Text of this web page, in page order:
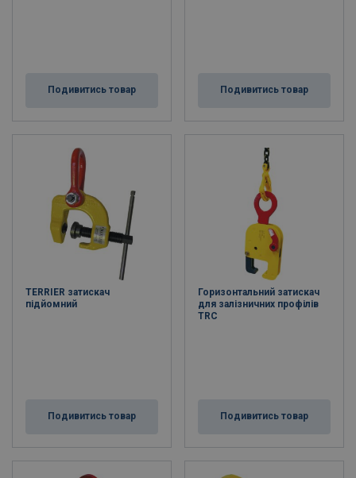
Подивитись товар Подивитись товар
TERRIER затискач
підйомний
Подивитись товар
Горизонтальний затискач
для залізничних профілів
TRC
Подивитись товар